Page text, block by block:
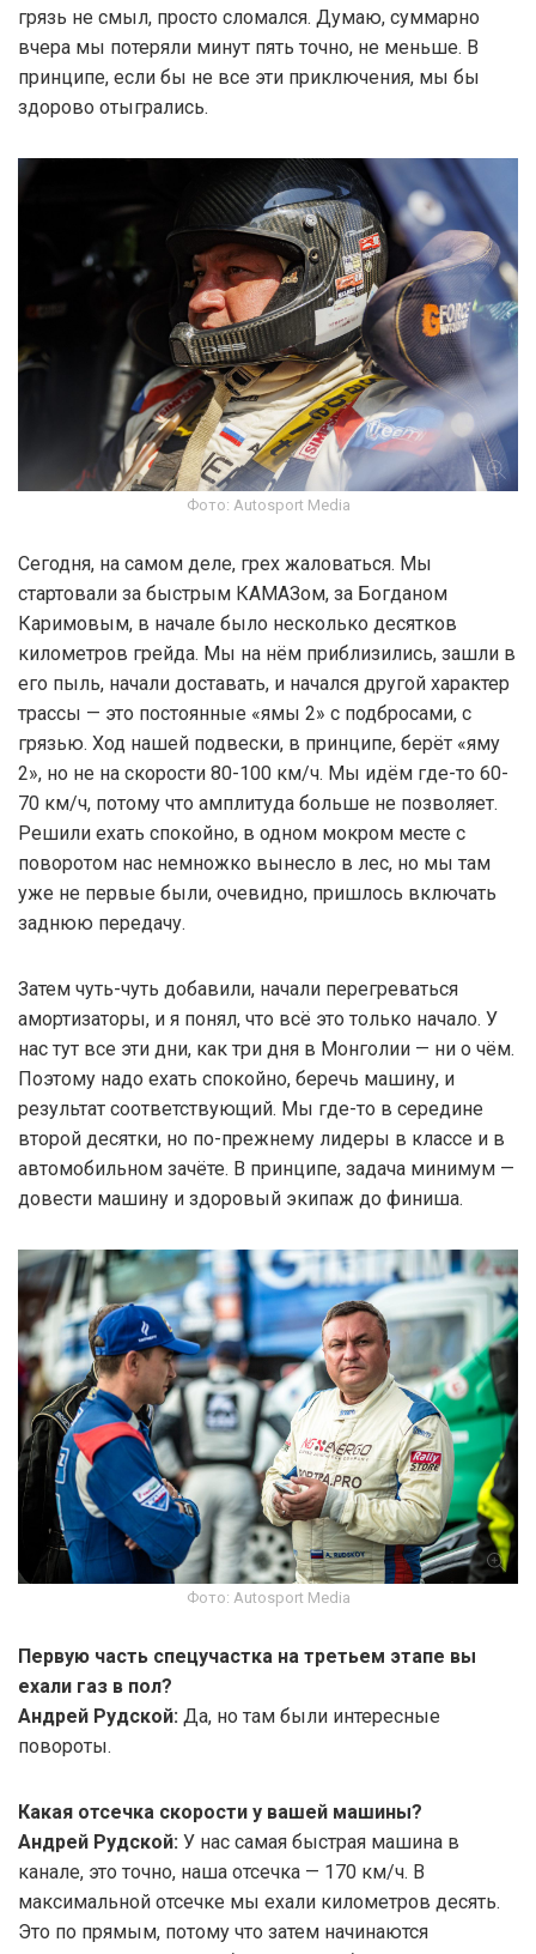
грязь не смыл, просто сломался. Думаю, суммарно
вчера мы потеряли минут пять точно, не меньше. В
принципе, если бы не все эти приключения, мы бы
здорово отыгрались.
Фото: Autosport Media
Сегодня, на самом деле, грех жаловаться. Мы
стартовали за быстрым КАМАЗом, за Богданом
Каримовым, в начале было несколько десятков
километров грейда. Мы на нём приблизились, зашли в
его пыль, начали доставать, и начался другой характер
трассы — это постоянные «ямы 2» с подбросами, с
грязью. Ход нашей подвески, в принципе, берёт «яму
2», но не на скорости 80-100 км/ч. Мы идём где-то 60-
70 км/ч, потому что амплитуда больше не позволяет.
Решили ехать спокойно, в одном мокром месте с
поворотом нас немножко вынесло в лес, но мы там
уже не первые были, очевидно, пришлось включать
заднюю передачу.
Затем чуть-чуть добавили, начали перегреваться
амортизаторы, и я понял, что всё это только начало. У
нас тут все эти дни, как три дня в Монголии — ни о чём.
Поэтому надо ехать спокойно, беречь машину, и
результат соответствующий. Мы где-то в середине
второй десятки, но по-прежнему лидеры в классе и в
автомобильном зачёте. В принципе, задача минимум —
довести машину и здоровый экипаж до финиша.
Фото: Autosport Media
Первую часть спецучастка на третьем этапе вы
ехали газ в пол?
Андрей Рудской: Да, но там были интересные
повороты.
Какая отсечка скорости у вашей машины?
Андрей Рудской: У нас самая быстрая машина в
канале, это точно, наша отсечка — 170 км/ч. В
максимальной отсечке мы ехали километров десять.
Это по прямым, потому что затем начинаются